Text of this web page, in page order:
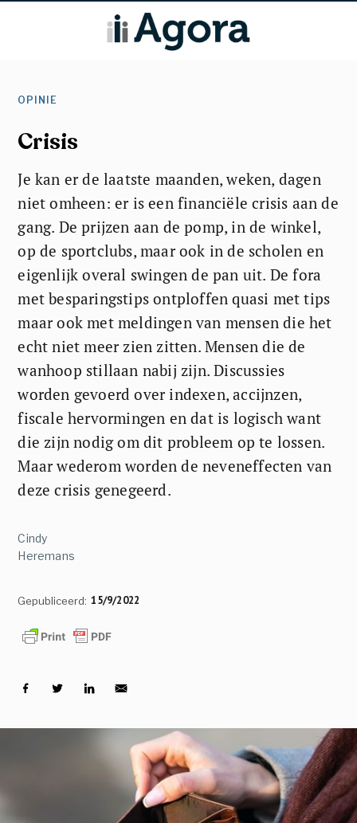
OPINIE
Crisis
Je kan er de laatste maanden, weken, dagen
niet omheen: er is een financiële crisis aan de
gang. De prijzen aan de pomp, in de winkel,
op de sportclubs, maar ook in de scholen en
eigenlijk overal swingen de pan uit. De fora
met besparingstips ontploffen quasi met tips
maar ook met meldingen van mensen die het
echt niet meer zien zitten. Mensen die de
wanhoop stillaan nabij zijn. Discussies
worden gevoerd over indexen, accijnzen,
fiscale hervormingen en dat is logisch want
die zijn nodig om dit probleem op te lossen.
Maar wederom worden de neveneffecten van
deze crisis genegeerd.
Cindy
Heremans
Gepubliceerd: 15/9/2022